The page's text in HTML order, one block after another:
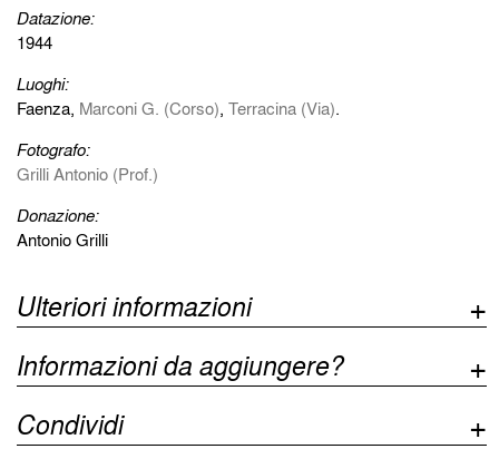
Datazione:
1944
Luoghi:
Faenza, Marconi G. (Corso),Terracina (Via).
Fotografo:
Grilli Antonio (Prof.)
Donazione:
Antonio Grilli
Ulteriori informazioni
Informazioni da aggiungere?
Condividi